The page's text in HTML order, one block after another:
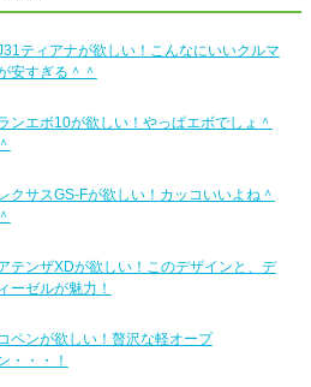
ティアナが欲しい！こんなにいいクルマ
安すぎる＾＾
ンエボ10が欲しい！やっぱエボでしょ＾
クサスGS-Fが欲しい！カッコいいよね＾
テンザXDが欲しい！このデザインと、デ
ーゼルが魅力！
ペンが欲しい！贅沢な軽オープ
・・・！